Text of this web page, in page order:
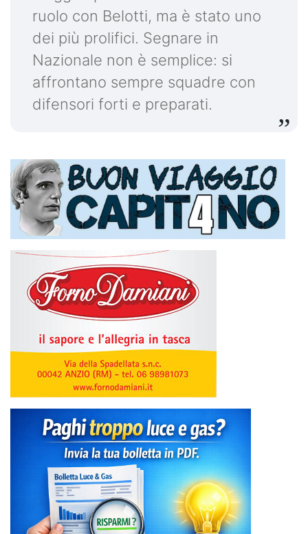
ruolo con Belotti, ma è stato uno
dei più prolifici. Segnare in
Nazionale non è semplice: si
affrontano sempre squadre con
difensori forti e preparati.